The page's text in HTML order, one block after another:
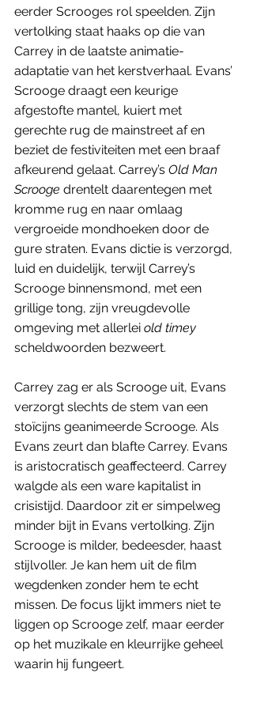
eerder Scrooges rol speelden. Zijn
vertolking staat haaks op die van
Carrey in de laatste animatie-
adaptatie van het kerstverhaal. Evans’
Scrooge draagt een keurige
afgestofte mantel, kuiert met
gerechte rug de mainstreet af en
beziet de festiviteiten met een braaf
afkeurend gelaat. Carrey’s Old Man
Scrooge drentelt daarentegen met
kromme rug en naar omlaag
vergroeide mondhoeken door de
gure straten. Evans dictie is verzorgd,
luid en duidelijk, terwijl Carrey’s
Scrooge binnensmond, met een
grillige tong, zijn vreugdevolle
omgeving met allerlei old timey
scheldwoorden bezweert.
Carrey zag er als Scrooge uit, Evans
verzorgt slechts de stem van een
stoïcijns geanimeerde Scrooge. Als
Evans zeurt dan blafte Carrey. Evans
is aristocratisch geaffecteerd. Carrey
walgde als een ware kapitalist in
crisistijd. Daardoor zit er simpelweg
minder bijt in Evans vertolking. Zijn
Scrooge is milder, bedeesder, haast
stijlvoller. Je kan hem uit de film
wegdenken zonder hem te echt
missen. De focus lijkt immers niet te
liggen op Scrooge zelf, maar eerder
op het muzikale en kleurrijke geheel
waarin hij fungeert.